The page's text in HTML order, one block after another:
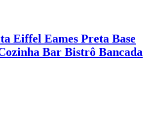
Eiffel Eames Preta Base
Bar Bistrô Bancada